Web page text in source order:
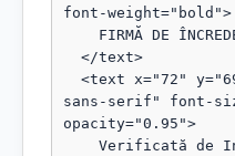
font-weight="bold">
sans-serif" font-
opacity="0.95">